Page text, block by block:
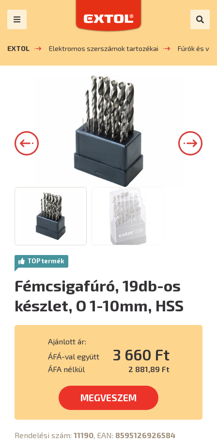
EXTOL Elektromos szerszámok tartozékai Fúrók és
TOP termék
Fémcsigafúró, 19db-os
készlet, O 1-10mm, HSS
Ajánlott ár:
ÁFÁ-val együtt
3 660 Ft
ÁFA nélkül 2 881,89 Ft
MEGVESZEM
Rendelési szám: 11190 , EAN: 8595126926584